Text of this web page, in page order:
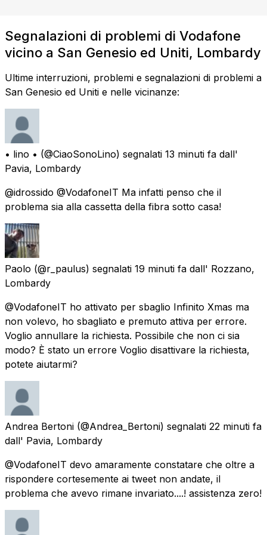
Segnalazioni di problemi di Vodafone
vicino a San Genesio ed Uniti, Lombardy
Ultime interruzioni, problemi e segnalazioni di problemi a
San Genesio ed Uniti e nelle vicinanze:
• lino • (@CiaoSonoLino) segnalati 13 minuti fa dall'
Pavia, Lombardy
@idrossido @VodafoneIT Ma infatti penso che il
problema sia alla cassetta della fibra sotto casa!
Paolo (@r_paulus) segnalati 19 minuti fa dall' Rozzano,
Lombardy
@VodafoneIT ho attivato per sbaglio Infinito Xmas ma
non volevo, ho sbagliato e premuto attiva per errore.
Voglio annullare la richiesta. Possibile che non ci sia
modo? È stato un errore Voglio disattivare la richiesta,
potete aiutarmi?
Andrea Bertoni (@Andrea_Bertoni) segnalati 22 minuti fa
dall' Pavia, Lombardy
@VodafoneIT devo amaramente constatare che oltre a
rispondere cortesemente ai tweet non andate, il
problema che avevo rimane invariato....! assistenza zero!